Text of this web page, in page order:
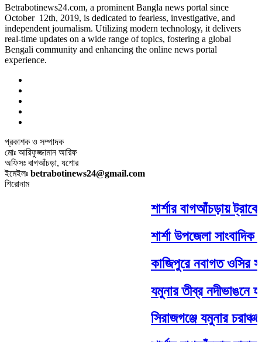
Betrabotinews24.com, a prominent Bangla news portal since
October 12th, 2019, is dedicated to fearless, investigative, and
independent journalism. Utilizing modern technology, it delivers
real-time updates on a wide range of topics, fostering a global
Bengali community and enhancing the online news portal
experience.
প্রকাশক ও সম্পাদক
মোঃ আরিফুজ্জামান আরিফ
অফিসঃ বাগআঁচড়া, যশোর
ইমেইলঃ betrabotinews24@gmail.com
শিরোনাম
শার্শার বাগআঁচড়ায়
শার্শা উপজেলা
কাজিপুরে নবাগত ওসির
যমুনার তীব্র নদীভাঙনে
সিরাজগঞ্জে যমুনার